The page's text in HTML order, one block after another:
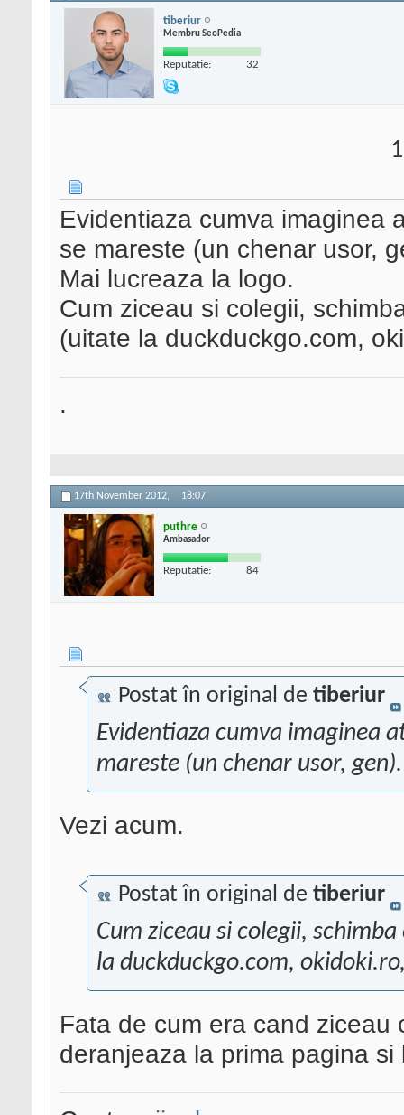
tiberiur
Membru SeoPedia
Reputatie: 32
Evidentiaza cumva imaginea
se mareste (un chenar usor,
Mai lucreaza la logo.
Cum ziceau si colegii,
(uitate la duckduckgo.com,
.
17th November 2012, 18:07
puthre
Ambasador
Reputatie: 84
Postat în original de tiberiur
Evidentiaza cumva imaginea
mareste (un chenar usor,
Vezi acum.
Postat în original de tiberiur
Cum ziceau si colegii,
la duckduckgo.com,
Fata de cum era cand
deranjeaza la prima pagina si